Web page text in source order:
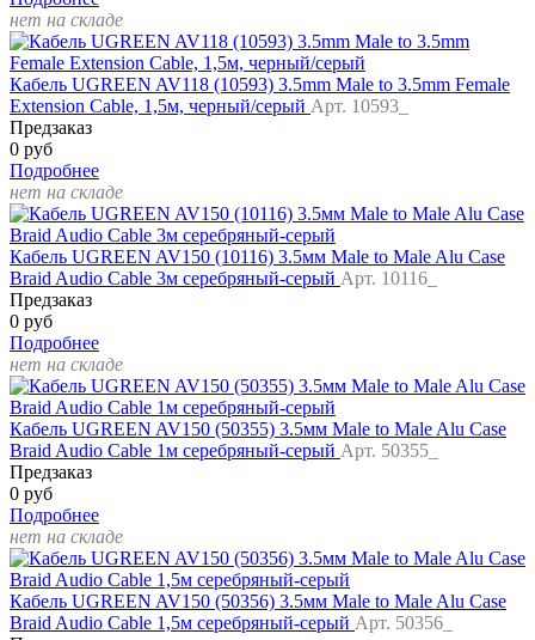
нет на складе
Кабель UGREEN AV118 (10593) 3.5mm Male to 3.5mm Female
Extension Cable, 1,5м, черный/серый Арт. 10593_
Предзаказ
0 руб
Подробнее
нет на складе
Кабель UGREEN AV150 (10116) 3.5мм Male to Male Alu Case
Braid Audio Cable 3м серебряный-серый Арт. 10116_
Предзаказ
0 руб
Подробнее
нет на складе
Кабель UGREEN AV150 (50355) 3.5мм Male to Male Alu Case
Braid Audio Cable 1м серебряный-серый Арт. 50355_
Предзаказ
0 руб
Подробнее
нет на складе
Кабель UGREEN AV150 (50356) 3.5мм Male to Male Alu Case
Braid Audio Cable 1,5м серебряный-серый Арт. 50356_